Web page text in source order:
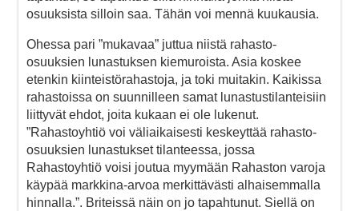
osuuksista silloin saa. Tähän voi mennä kuukausia.
Ohessa pari ”mukavaa” juttua niistä rahasto-
osuuksien lunastuksen kiemuroista. Asia koskee
etenkin kiinteistörahastoja, ja toki muitakin. Kaikissa
rahastoissa on suunnilleen samat lunastustilanteisiin
liittyvät ehdot, joita kukaan ei ole lukenut.
”Rahastoyhtiö voi väliaikaisesti keskeyttää rahasto-
osuuksien lunastukset tilanteessa, jossa
Rahastoyhtiö voisi joutua myymään Rahaston varoja
käypää markkina-arvoa merkittävästi alhaisemmalla
hinnalla.”. Briteissä näin on jo tapahtunut. Siellä on